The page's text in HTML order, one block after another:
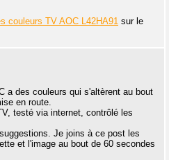
couleurs TV AOC L42HA91 sur le
a des couleurs qui s'altèrent au bout
en route.
testé via internet, contrôlé les
Je joins à ce post les
et l'image au bout de 60 secondes